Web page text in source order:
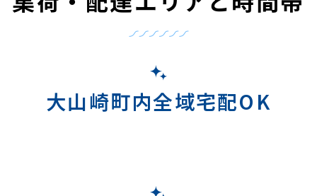
大山崎町内全域宅配OK